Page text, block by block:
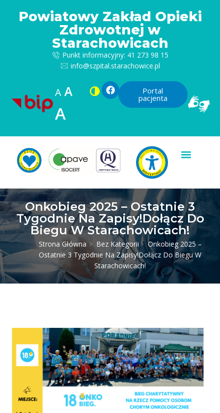
Powiatowy Zakład Opieki
Zdrowotnej w
Starachowicach
Punkt informacyjny: 41 273 98 15
info@szpital.starachowice.pl
A A
A
Portal
pacjenta
Onkobieg 2025 – Ostatnie 3
Tygodnie Na Zapisy!Dołącz Do
Biegu W Starachowicach!
Strona Główna Bez Kategorii
Onkobieg 2025 –
Ostatnie 3 Tygodnie Na Zapisy!Dołącz Do Biegu W
Starachowicach!